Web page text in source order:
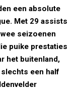
een absolute
Met 29 assists
seizoenen
puike prestaties
het buitenland,
een half